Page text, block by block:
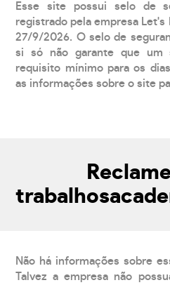
Esse site possui selo de
registrado pela empresa
27/9/2026. O selo de
si só não garante que um
requisito mínimo para os
as informações sobre o site
Não há informações sobre
Talvez a empresa não